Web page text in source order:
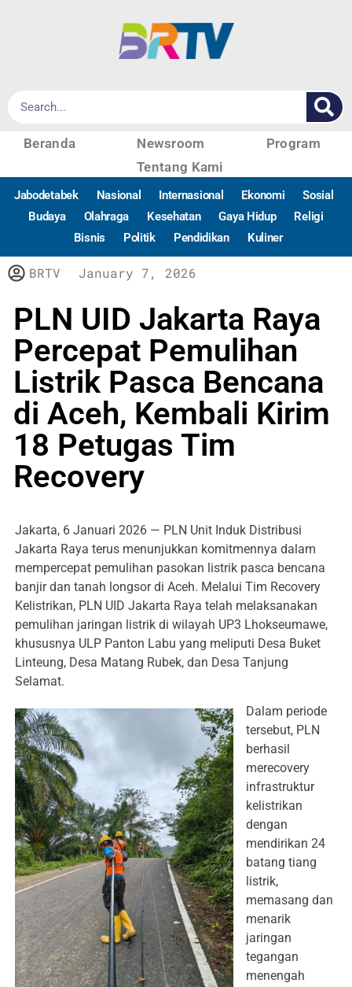
Beranda Newsroom
Program
Tentang Kami
Jabodetabek Nasional Internasional Ekonomi
Sosial
Budaya
Olahraga Kesehatan Gaya Hidup
Religi
Bisnis
Politik Pendidikan Kuliner
BRTV January 7, 2026
PLN UID Jakarta Raya
Percepat Pemulihan
Listrik Pasca Bencana
di Aceh, Kembali Kirim
18 Petugas Tim
Recovery
Jakarta, 6 Januari 2026 — PLN Unit Induk Distribusi
Jakarta Raya terus menunjukkan komitmennya dalam
mempercepat pemulihan pasokan listrik pasca bencana
banjir dan tanah longsor di Aceh. Melalui Tim Recovery
Kelistrikan, PLN UID Jakarta Raya telah melaksanakan
pemulihan jaringan listrik di wilayah UP3 Lhokseumawe,
khususnya ULP Panton Labu yang meliputi Desa Buket
Linteung, Desa Matang Rubek, dan Desa Tanjung
Selamat.
Dalam periode
tersebut, PLN
berhasil
merecovery
infrastruktur
kelistrikan
dengan
mendirikan 24
batang tiang
listrik,
memasang dan
menarik
jaringan
tegangan
menengah